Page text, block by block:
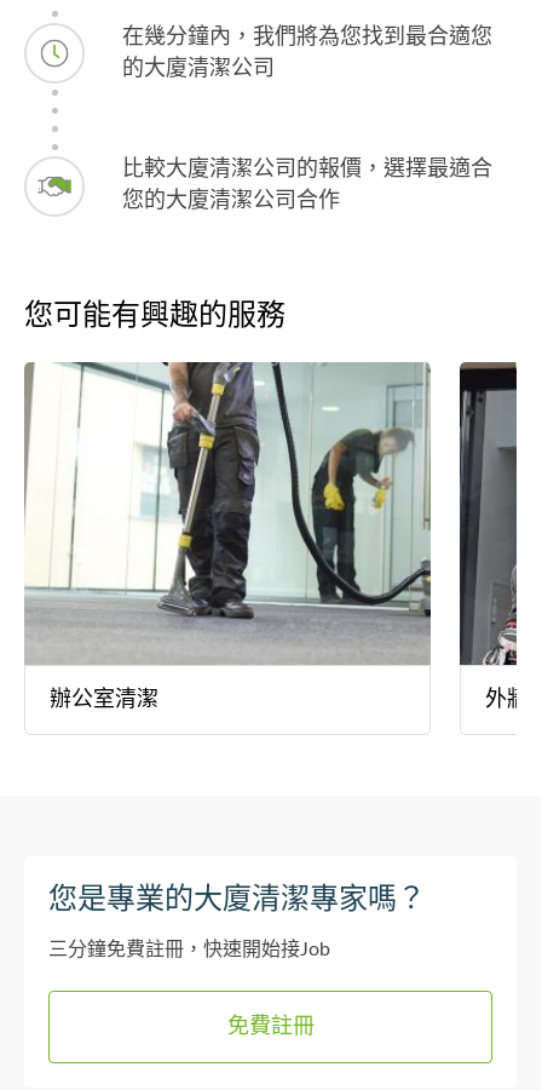
在幾分鐘內，我們將為您找到最合適您
的大廈清潔公司
比較大廈清潔公司的報價，選擇最適合
您的大廈清潔公司合作
您可能有興趣的服務
辦公室清潔 外牆
您是專業的大廈清潔專家嗎？
三分鐘免費註冊，快速開始接Job
免費註冊